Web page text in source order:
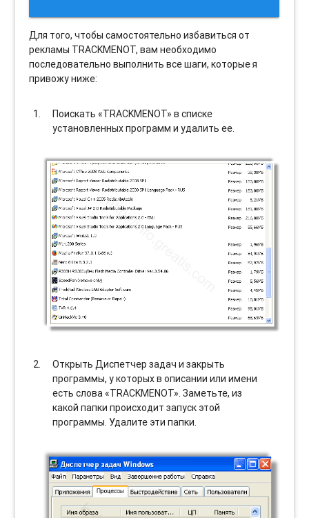
Для того, чтобы самостоятельно избавиться от
рекламы TRACKMENOT, вам необходимо
последовательно выполнить все шаги, которые я
привожу ниже:
Поискать «TRACKMENOT» в списке
установленных программ и удалить ее.
Открыть Диспетчер задач и закрыть
программы, у которых в описании или имени
есть слова «TRACKMENOT». Заметьте, из
какой папки происходит запуск этой
программы. Удалите эти папки.